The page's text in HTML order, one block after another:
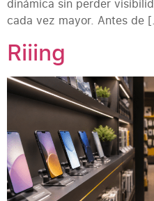
dinámica sin perder
cada vez mayor. Antes de
Riiing